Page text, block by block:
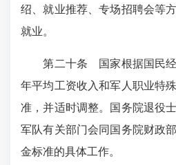
绍、就业推荐、专场招聘会等
就业。
第二十条 国家根据国民
年平均工资收入和军人职业特
准，并适时调整。国务院退役
军队有关部门会同国务院财政
金标准的具体工作。